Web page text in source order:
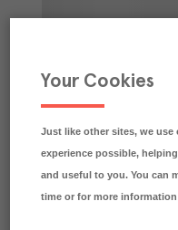
Your Cookies
Just like other sites, we
experience possible,
and useful to you. You can
time or for more